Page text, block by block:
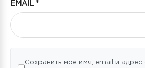
EMAIL *
Сохранить моё имя, email и адрес